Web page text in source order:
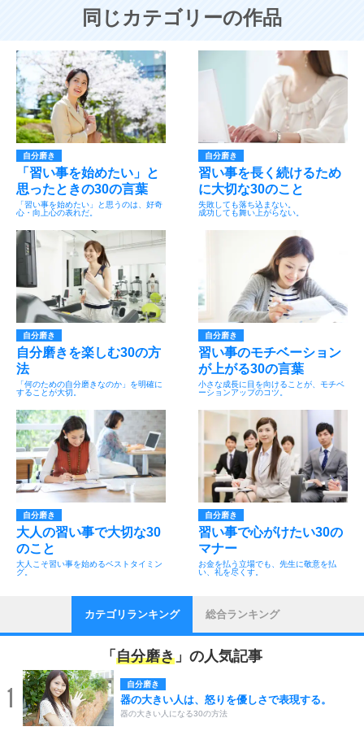
同じカテゴリーの作品
自分磨き
「習い事を始めたい」と
思ったときの30の言葉
「習い事を始めたい」と思うのは、好奇
心・向上心の表れだ。
自分磨き
習い事を長く続けるため
に大切な30のこと
失敗しても落ち込まない。
成功しても舞い上がらない。
自分磨き
自分磨きを楽しむ30の方
法
「何のための自分磨きなのか」を明確に
することが大切。
自分磨き
習い事のモチベーション
が上がる30の言葉
小さな成長に目を向けることが、モチベ
ーションアップのコツ。
自分磨き
大人の習い事で大切な30
のこと
大人こそ習い事を始めるベストタイミン
グ。
自分磨き
習い事で心がけたい30の
マナー
お金を払う立場でも、先生に敬意を払
い、礼を尽くす。
カテゴリランキング 総合ランキング
「 自分磨き 」の人気記事
1 自分磨き
器の大きい人は、怒りを優しさで表現する。
器の大きい人になる30の方法